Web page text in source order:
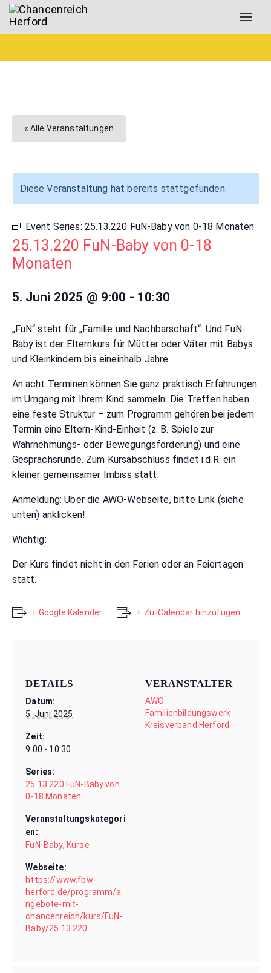
« Alle Veranstaltungen
Diese Veranstaltung hat bereits stattgefunden.
Event Series: 25.13.220 FuN-Baby von 0-18 Monaten
25.13.220 FuN-Baby von 0-18
Monaten
5. Juni 2025 @ 9:00 - 10:30
„FuN“ steht für „Familie und Nachbarschaft“. Und FuN-
Baby ist der Elternkurs für Mütter oder Väter mit Babys
und Kleinkindern bis eineinhalb Jahre.
An acht Terminen können Sie ganz praktisch Erfahrungen
im Umgang mit Ihrem Kind sammeln. Die Treffen haben
eine feste Struktur – zum Programm gehören bei jedem
Termin eine Eltern-Kind-Einheit (z. B. Spiele zur
Wahrnehmungs- oder Bewegungsförderung) und eine
Gesprächsrunde. Zum Kursabschluss findet i.d.R. ein
kleiner gemeinsamer Imbiss statt.
Anmeldung: Über die AWO-Webseite, bitte Link (siehe
unten) anklicken!
Wichtig:
Der Kurs findet nicht in den Ferien oder an Feiertagen
statt.
+ Google Kalender + Zu iCalendar hinzufügen
DETAILS
Datum:
5. Juni 2025
Zeit:
9:00 - 10:30
Series:
25.13.220 FuN-Baby von
0-18 Monaten
Veranstaltungskategori
en:
FuN-Baby, Kurse
Webseite:
https://www.fbw-
herford.de/programm/a
ngebote-mit-
chancenreich/kurs/FuN-
Baby/25.13.220
VERANSTALTER
AWO
Familienbildungswerk
Kreisverband Herford